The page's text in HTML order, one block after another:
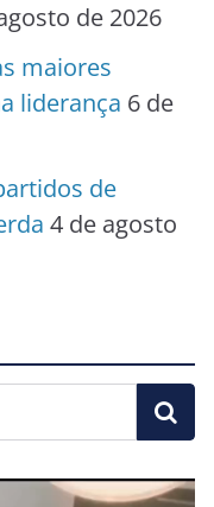
de 2026
maiores
liderança 6 de
de
4 de agosto